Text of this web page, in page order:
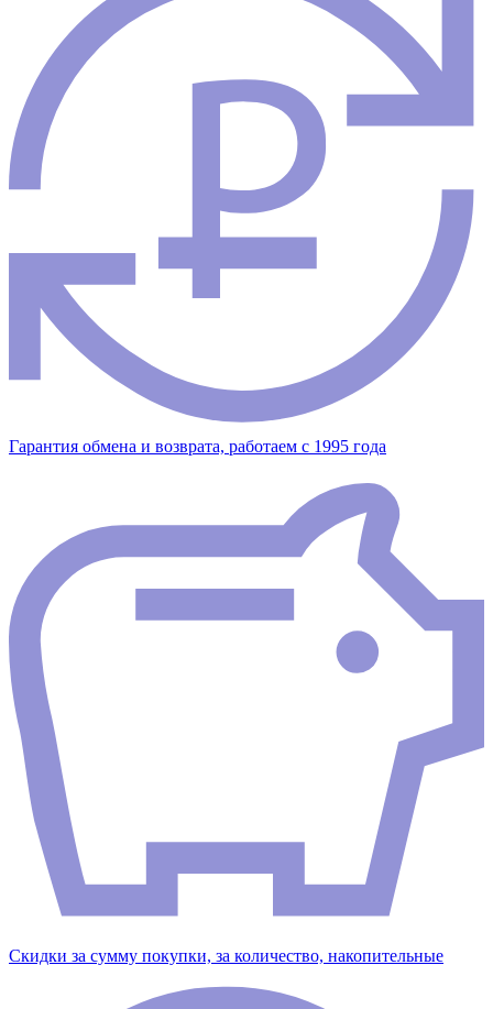
Гарантия обмена и возврата, работаем с 1995 года
Скидки за сумму покупки, за количество, накопительные